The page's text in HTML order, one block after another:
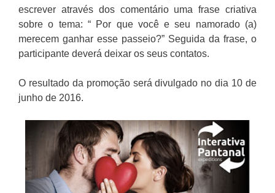
escrever através dos comentário uma frase criativa
sobre o tema: “ Por que você e seu namorado (a)
merecem ganhar esse passeio?” Seguida da frase, o
participante deverá deixar os seus contatos.
O resultado da promoção será divulgado no dia 10 de
junho de 2016.